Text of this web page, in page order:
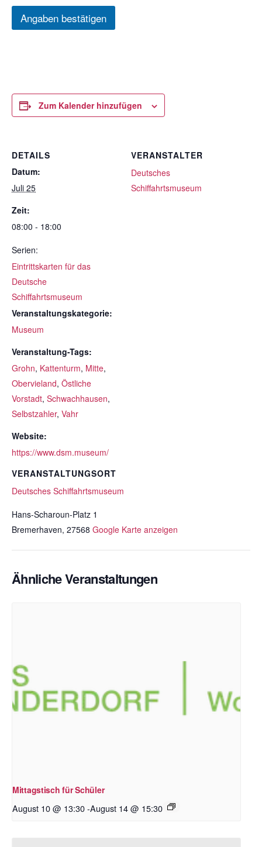
Angaben bestätigen
Zum Kalender hinzufügen
DETAILS
Datum:
Juli 25
Zeit:
08:00 - 18:00
Serien:
Eintrittskarten für das
Deutsche
Schiffahrtsmuseum
Veranstaltungskategorie:
Museum
Veranstaltung-Tags:
Grohn, Kattenturm, Mitte,
Obervieland, Östliche
Vorstadt, Schwachhausen,
Selbstzahler, Vahr
Website:
https://www.dsm.museum/
VERANSTALTUNGSORT
Deutsches Schiffahrtsmuseum
Hans-Scharoun-Platz 1
Bremerhaven, 27568 Google Karte anzeigen
VERANSTALTER
Deutsches
Schiffahrtsmuseum
Ähnliche Veranstaltungen
Mittagstisch für Schüler
August 10 @ 13:30-August 14 @ 15:30